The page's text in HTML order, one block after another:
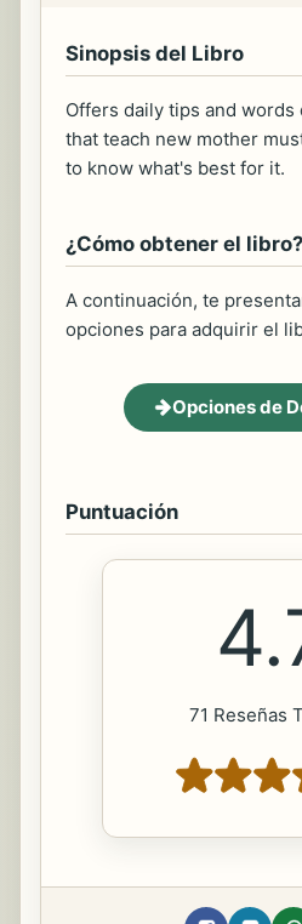
Sinopsis del Libro
Offers daily tips and
that teach new mother
to know what's best for it.
¿Cómo obtener el libro?
A continuación, te
opciones para adquirir el
Opciones de
Puntuación
71 Reseñas